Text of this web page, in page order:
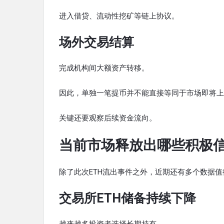
进入借贷、流动性挖矿等链上协议。
场外交易结算
完成机构间大额资产转移。
因此，单独一笔提币并不能直接等同于市场即将上
关键还要观察后续资金流向。
当前市场释放出哪些积极
除了此次ETH流出事件之外，近期还有多个数据值
交易所ETH储备持续下降